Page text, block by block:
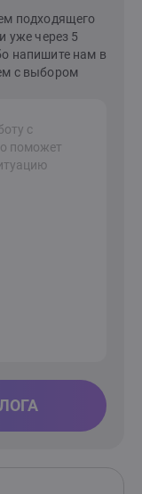
подходящего
уже через 5
напишите нам в
с выбором